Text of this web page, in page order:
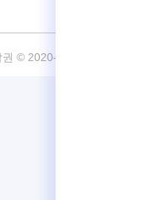
© 2020-2026 WUXI MORITA